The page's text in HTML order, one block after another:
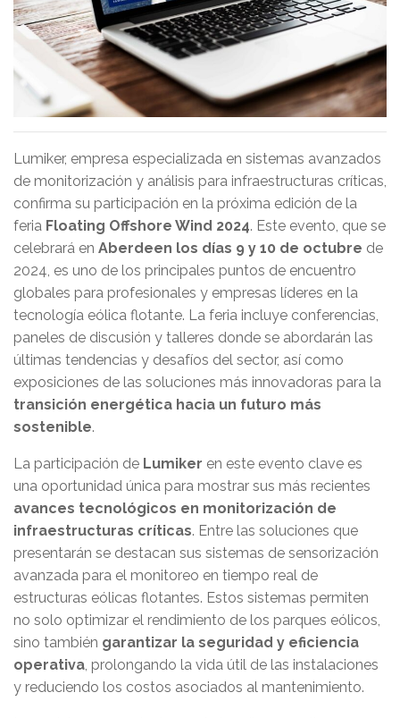
Lumiker, empresa especializada en sistemas avanzados
de monitorización y análisis para infraestructuras críticas,
confirma su participación en la próxima edición de la
feria Floating Offshore Wind 2024. Este evento, que se
celebrará en Aberdeen los días 9 y 10 de octubre de
2024, es uno de los principales puntos de encuentro
globales para profesionales y empresas líderes en la
tecnología eólica flotante. La feria incluye conferencias,
paneles de discusión y talleres donde se abordarán las
últimas tendencias y desafíos del sector, así como
exposiciones de las soluciones más innovadoras para la
transición energética hacia un futuro más
sostenible.
La participación de Lumiker en este evento clave es
una oportunidad única para mostrar sus más recientes
avances tecnológicos en monitorización de
infraestructuras críticas. Entre las soluciones que
presentarán se destacan sus sistemas de sensorización
avanzada para el monitoreo en tiempo real de
estructuras eólicas flotantes. Estos sistemas permiten
no solo optimizar el rendimiento de los parques eólicos,
sino también garantizar la seguridad y eficiencia
operativa, prolongando la vida útil de las instalaciones
y reduciendo los costos asociados al mantenimiento.